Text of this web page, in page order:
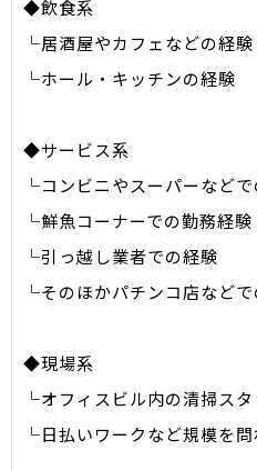
◆飲食系
└居酒屋やカフェなどの経験
└ホール・キッチンの経験
◆サービス系
└コンビニやスーパーなど
└鮮魚コーナーでの勤務経験
└引っ越し業者での経験
└そのほかパチンコ店など
◆現場系
└オフィスビル内の清掃ス
└日払いワークなど規模を